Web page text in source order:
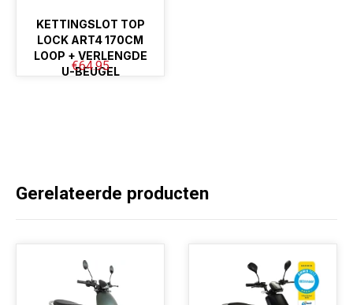
KETTINGSLOT TOP
LOCK ART4 170CM
LOOP + VERLENGDE
U-BEUGEL
€64.95
Gerelateerde producten